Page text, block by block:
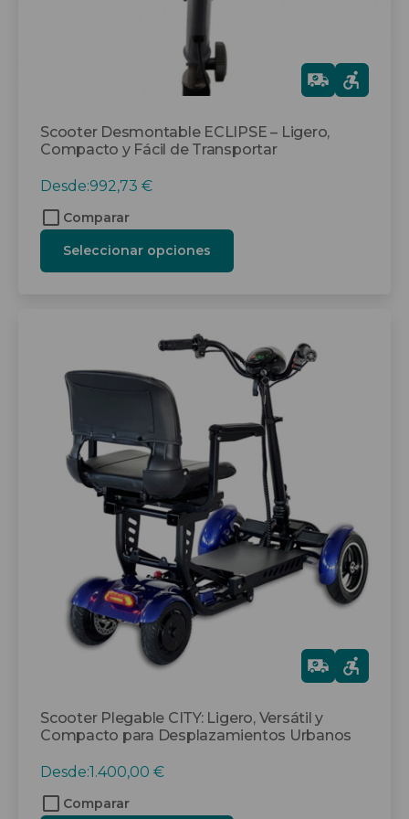
Scooter Desmontable ECLIPSE – Ligero,
Compacto y Fácil de Transportar
Gra
tis
Desde:992,73 €
Comparar
Seleccionar opciones
Scooter Plegable CITY: Ligero, Versátil y
Compacto para Desplazamientos Urbanos
Gra
tis
Desde:1.400,00 €
Comparar
tiene
múltiples
variantes.
opciones
página